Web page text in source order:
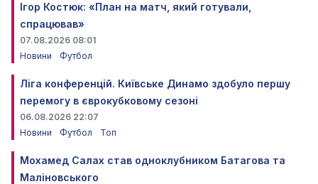
Ігор Костюк: «План на матч, який готували,
спрацював»
07.08.2026 08:01
Новини
Футбол
Ліга конференцій. Київське Динамо здобуло першу
перемогу в єврокубковому сезоні
06.08.2026 22:07
Новини
Футбол Топ
Мохамед Салах став одноклубником Батагова та
Маліновського